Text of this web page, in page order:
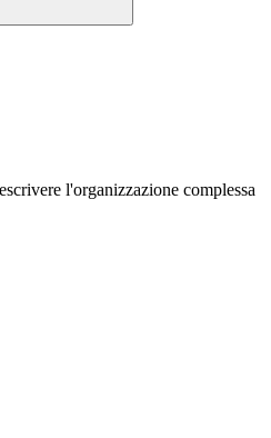
l'organizzazione complessa